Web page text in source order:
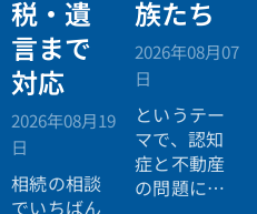
税・遺
言まで
対応
2026年08月19
日
相続の相談
でいちばん
族たち
2026年08月07
日
というテー
マで、認知
症と不動産
の問題につ